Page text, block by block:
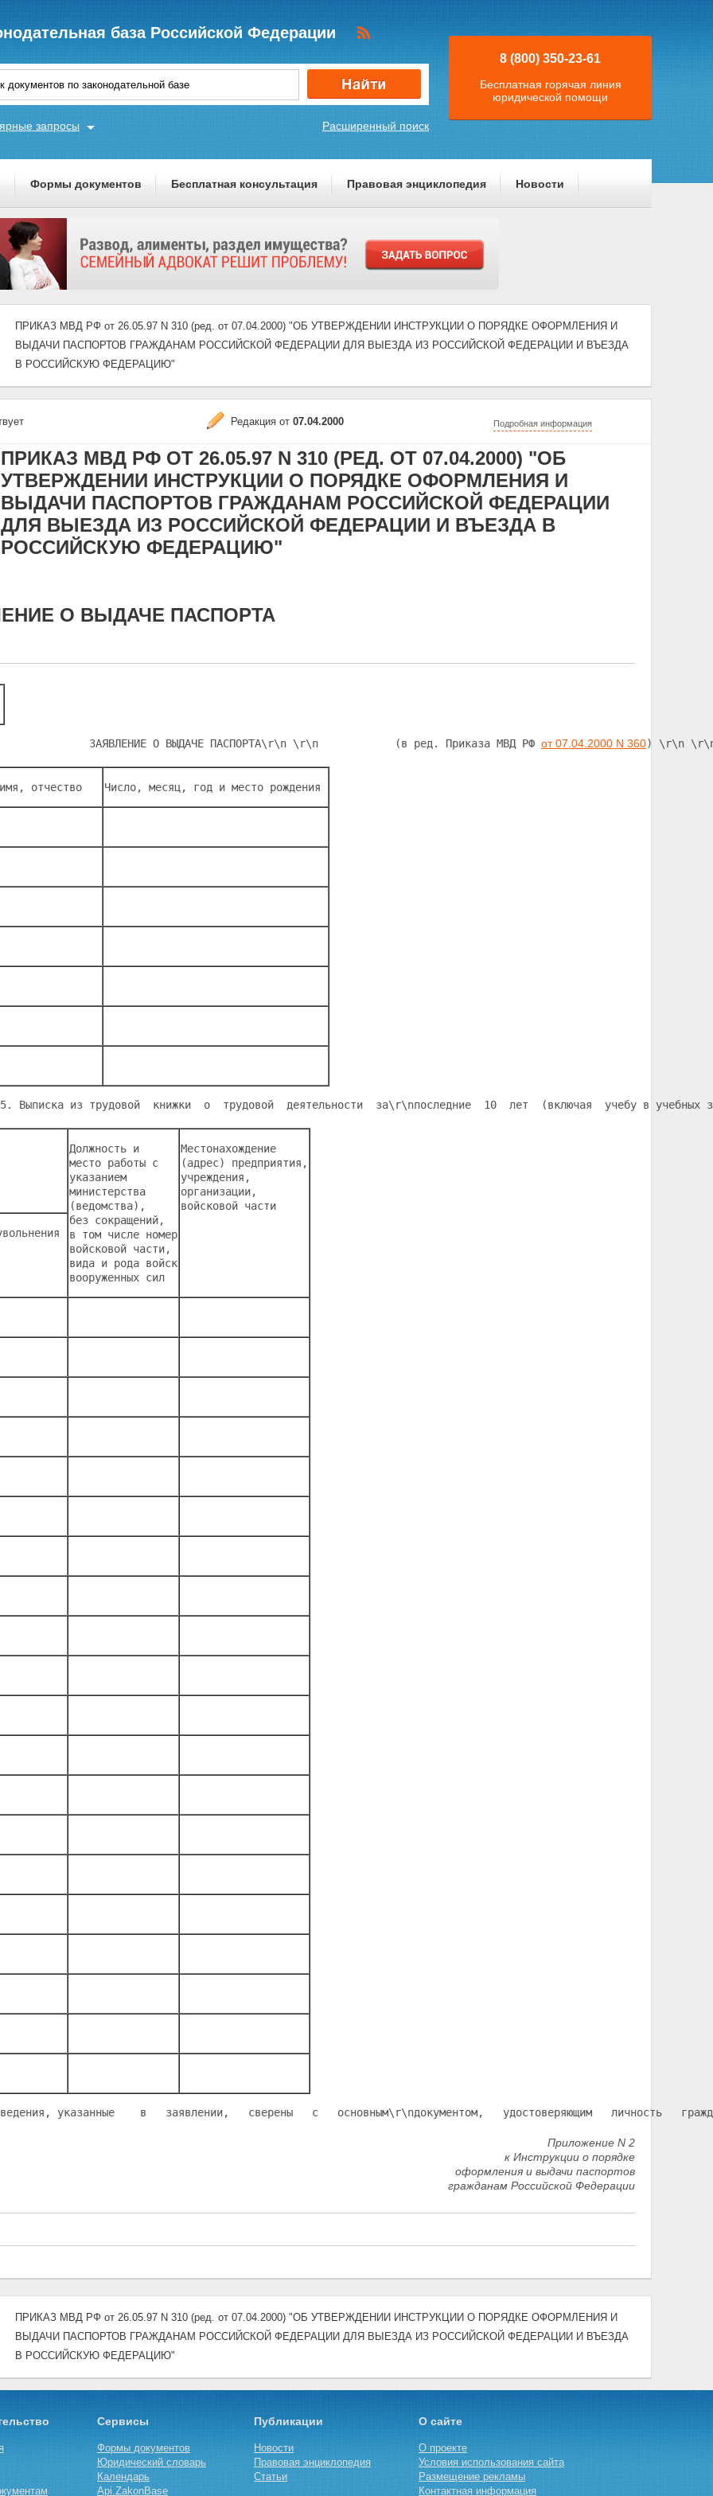
база Российской Федерации
Расширенный поиск
запросы
8 (800) 350-23-61
Бесплатная горячая линия
юридической помощи
Формы документов Бесплатная консультация Правовая энциклопедия Новости
ПРИКАЗ МВД РФ от 26.05.97 N 310 (ред. от 07.04.2000) "ОБ УТВЕРЖДЕНИИ ИНСТРУКЦИИ О ПОРЯДКЕ ОФОРМЛЕНИЯ И
ВЫДАЧИ ПАСПОРТОВ ГРАЖДАНАМ РОССИЙСКОЙ ФЕДЕРАЦИИ ДЛЯ ВЫЕЗДА ИЗ РОССИЙСКОЙ ФЕДЕРАЦИИ И ВЪЕЗДА
В РОССИЙСКУЮ ФЕДЕРАЦИЮ"
Редакция от 07.04.2000 Подробная информация
ПРИКАЗ МВД РФ ОТ 26.05.97 N 310 (РЕД. ОТ 07.04.2000) "ОБ
УТВЕРЖДЕНИИ ИНСТРУКЦИИ О ПОРЯДКЕ ОФОРМЛЕНИЯ И
ВЫДАЧИ ПАСПОРТОВ ГРАЖДАНАМ РОССИЙСКОЙ ФЕДЕРАЦИИ
ДЛЯ ВЫЕЗДА ИЗ РОССИЙСКОЙ ФЕДЕРАЦИИ И ВЪЕЗДА В
РОССИЙСКУЮ ФЕДЕРАЦИЮ"
О ВЫДАЧЕ ПАСПОРТА
ЗАЯВЛЕНИЕ О ВЫДАЧЕ ПАСПОРТА
\r\n \r\n            (в ред. Приказа МВД РФ от 07.04.2000 N 360) \r\n
имя, отчество
Число, месяц, год и место рождения
Выписка из трудовой  книжки  о  трудовой  деятельности  за
\r\nпоследние  10  лет  (включая  учебу в учебных
Должность и
место работы с
указанием
министерства
(ведомства),
без сокращений,
в том числе номер
войсковой части,
вида и рода войск
вооруженных сил
Местонахождение
(адрес) предприятия,
учреждения,
организации,
войсковой части
указанные    в   заявлении,   сверены   с   основным
\r\nдокументом,   удостоверяющим   личность
Приложение N 2
к Инструкции о порядке
оформления и выдачи паспортов
гражданам Российской Федерации
ПРИКАЗ МВД РФ от 26.05.97 N 310 (ред. от 07.04.2000) "ОБ УТВЕРЖДЕНИИ ИНСТРУКЦИИ О ПОРЯДКЕ ОФОРМЛЕНИЯ И
ВЫДАЧИ ПАСПОРТОВ ГРАЖДАНАМ РОССИЙСКОЙ ФЕДЕРАЦИИ ДЛЯ ВЫЕЗДА ИЗ РОССИЙСКОЙ ФЕДЕРАЦИИ И ВЪЕЗДА
В РОССИЙСКУЮ ФЕДЕРАЦИЮ"
Сервисы
Формы документов
Юридический словарь
Календарь
Api.ZakonBase
Публикации
Новости
Правовая энциклопедия
Статьи
О сайте
О проекте
Условия использования сайта
Размещение рекламы
Контактная информация